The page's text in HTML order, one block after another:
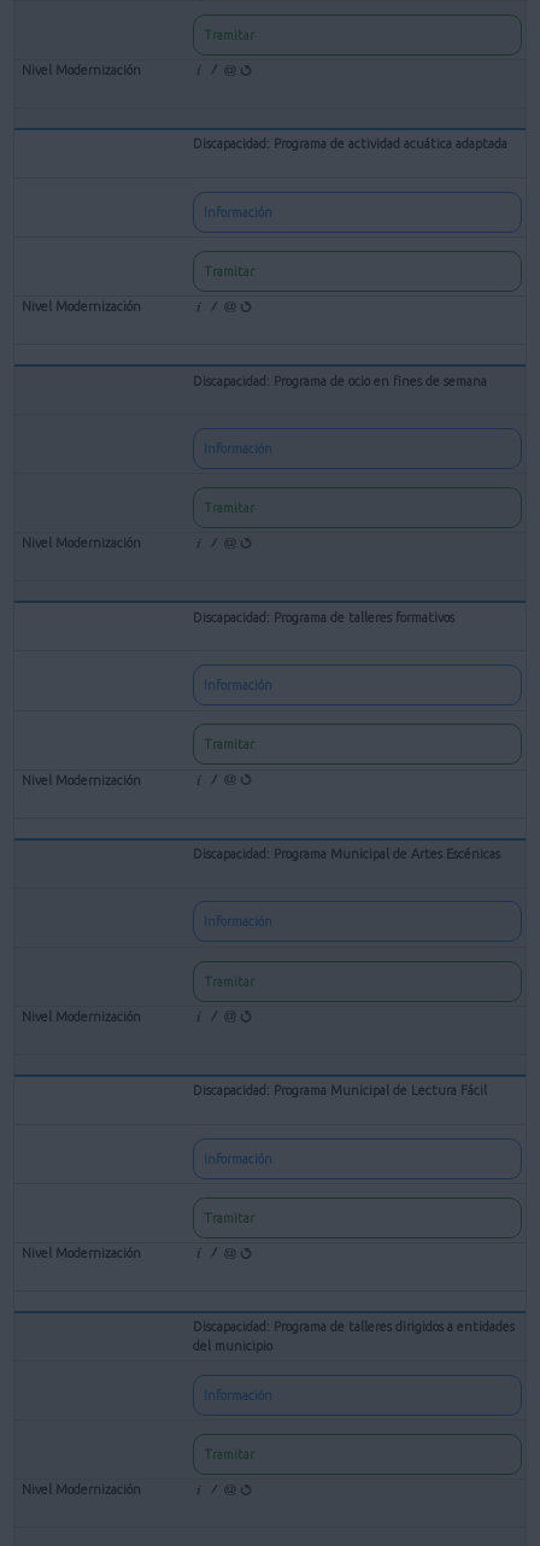
Tramitar
Discapacidad: Programa de actividad acuática adaptada
Información
Tramitar
Discapacidad: Programa de ocio en fines de semana
Información
Tramitar
Discapacidad: Programa de talleres formativos
Información
Tramitar
Discapacidad: Programa Municipal de Artes Escénicas
Información
Tramitar
Discapacidad: Programa Municipal de Lectura Fácil
Información
Tramitar
Discapacidad: Programa de talleres dirigidos a entidades
del municipio
Información
Tramitar